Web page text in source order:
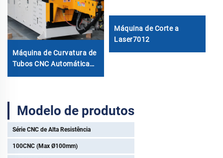
Máquina de Curvatura de
Tubos CNC Automática
para Canos de
Corrimãos
Máquina de Corte a
Laser7012
Modelo de produtos
Série CNC de Alta Resistência
100CNC (Max Ø100mm)